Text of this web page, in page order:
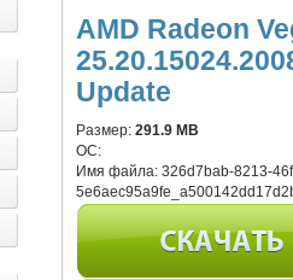
AMD Radeon
Update
Размер:291.9 MB
ОС:
Имя файла:326d7bab-8213-